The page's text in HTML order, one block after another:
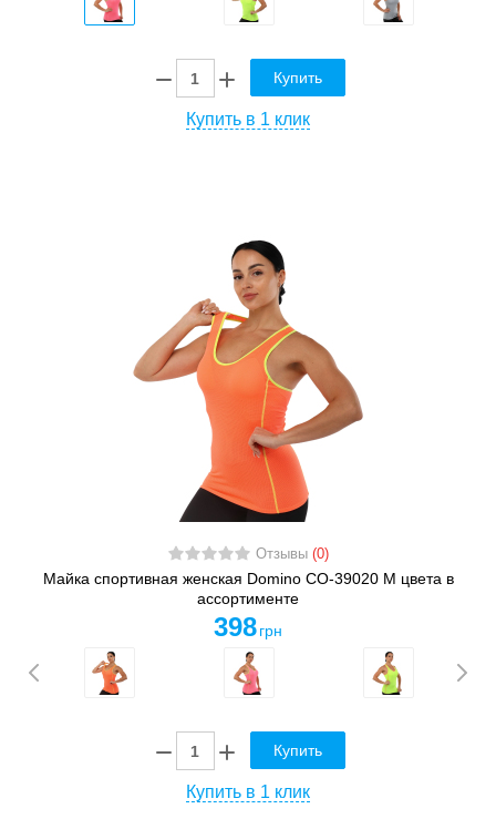
Купить
Купить в 1 клик
Отзывы (0)
Майка спортивная женская Domino CO-39020 M цвета в
ассортименте
398 грн
Купить
Купить в 1 клик